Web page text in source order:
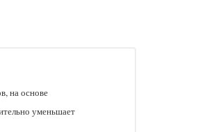
на основе
уменьшает